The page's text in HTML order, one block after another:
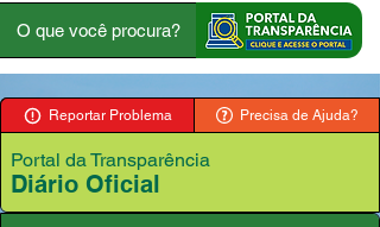
Reportar Problema Precisa de Ajuda?
Portal da Transparência
Diário Oficial